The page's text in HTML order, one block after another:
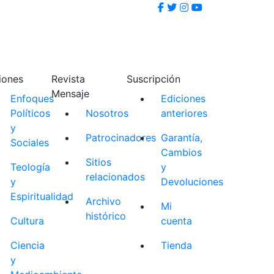
Enfoques
Políticos
y
Sociales
Teología
y
Espiritualidad
Cultura
Ciencia
y
Revista
Mensaje
Nosotros
Patrocinadores
Sitios
relacionados
Archivo
histórico
Suscripción
Ediciones
anteriores
Garantía,
Cambios
y
Devoluciones
Mi
cuenta
Tienda